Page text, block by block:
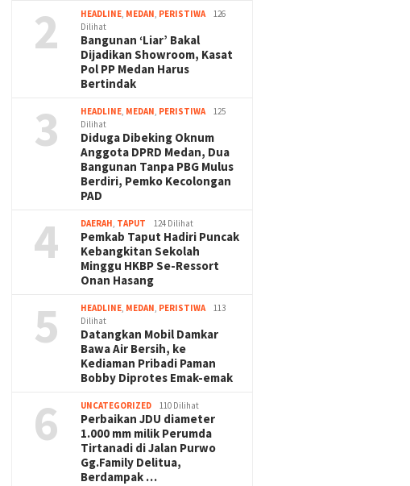
2 HEADLINE, MEDAN, PERISTIWA
126
Dilihat
Bangunan ‘Liar’ Bakal
Dijadikan Showroom, Kasat
Pol PP Medan Harus
Bertindak
3 HEADLINE, MEDAN, PERISTIWA
125
Dilihat
Diduga Dibeking Oknum
Anggota DPRD Medan, Dua
Bangunan Tanpa PBG Mulus
Berdiri, Pemko Kecolongan
PAD
4 DAERAH, TAPUT 124 Dilihat
Pemkab Taput Hadiri Puncak
Kebangkitan Sekolah
Minggu HKBP Se-Ressort
Onan Hasang
5 HEADLINE, MEDAN, PERISTIWA
113
Dilihat
Datangkan Mobil Damkar
Bawa Air Bersih, ke
Kediaman Pribadi Paman
Bobby Diprotes Emak-emak
6 UNCATEGORIZED 110 Dilihat
Perbaikan JDU diameter
1.000 mm milik Perumda
Tirtanadi di Jalan Purwo
Gg.Family Delitua,
Berdampak …